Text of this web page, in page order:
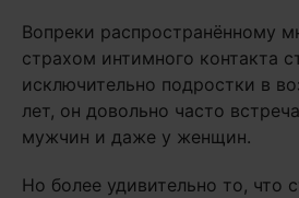
Вопреки распространённому
страхом интимного контакта
исключительно подростки в
лет, он довольно часто
мужчин и даже у женщин.
Но более удивительно то, что